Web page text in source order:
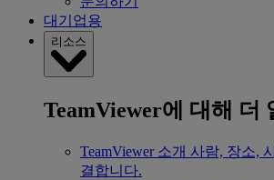
대기업용
리소스
TeamViewer에 대해 더
TeamViewer 소개 사람, 장소,
결합니다.